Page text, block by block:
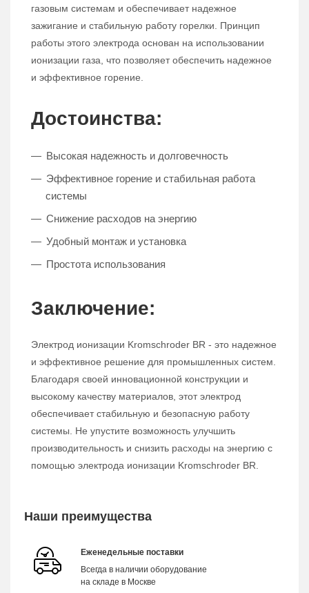
газовым системам и обеспечивает надежное
зажигание и стабильную работу горелки. Принцип
работы этого электрода основан на использовании
ионизации газа, что позволяет обеспечить надежное
и эффективное горение.
Достоинства:
Высокая надежность и долговечность
Эффективное горение и стабильная работа
системы
Снижение расходов на энергию
Удобный монтаж и установка
Простота использования
Заключение:
Электрод ионизации Kromschroder BR - это надежное
и эффективное решение для промышленных систем.
Благодаря своей инновационной конструкции и
высокому качеству материалов, этот электрод
обеспечивает стабильную и безопасную работу
системы. Не упустите возможность улучшить
производительность и снизить расходы на энергию с
помощью электрода ионизации Kromschroder BR.
Наши преимущества
Еженедельные поставки
Всегда в наличии оборудование
на складе в Москве